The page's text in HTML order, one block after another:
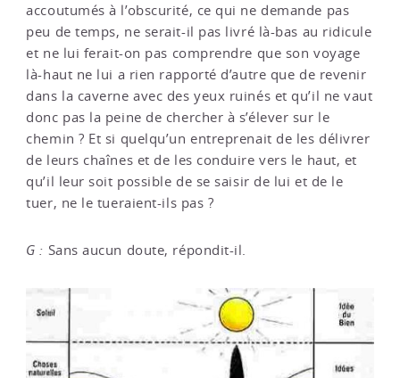
accoutumés à l’obscurité, ce qui ne demande pas
peu de temps, ne serait-il pas livré là-bas au ridicule
et ne lui ferait-on pas comprendre que son voyage
là-haut ne lui a rien rapporté d’autre que de revenir
dans la caverne avec des yeux ruinés et qu’il ne vaut
donc pas la peine de chercher à s’élever sur le
chemin ? Et si quelqu’un entreprenait de les délivrer
de leurs chaînes et de les conduire vers le haut, et
qu’il leur soit possible de se saisir de lui et de le
tuer, ne le tueraient-ils pas ?
G : Sans aucun doute, répondit-il.